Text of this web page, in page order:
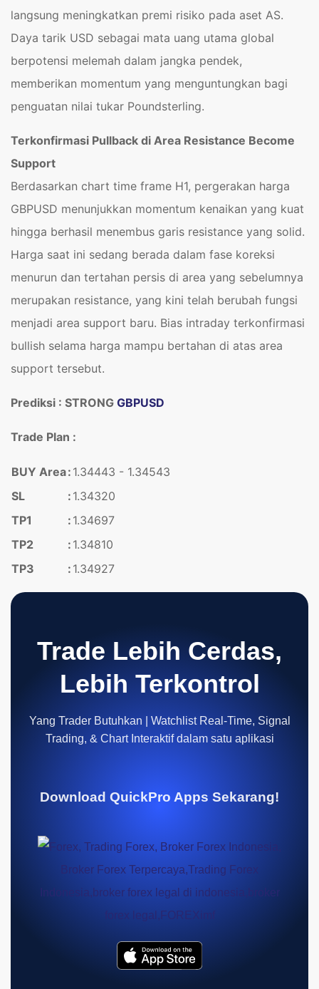
langsung meningkatkan premi risiko pada aset AS.
Daya tarik USD sebagai mata uang utama global
berpotensi melemah dalam jangka pendek,
memberikan momentum yang menguntungkan bagi
penguatan nilai tukar Poundsterling.
Terkonfirmasi Pullback di Area Resistance Become
Support
Berdasarkan chart time frame H1, pergerakan harga
GBPUSD menunjukkan momentum kenaikan yang kuat
hingga berhasil menembus garis resistance yang solid.
Harga saat ini sedang berada dalam fase koreksi
menurun dan tertahan persis di area yang sebelumnya
merupakan resistance, yang kini telah berubah fungsi
menjadi area support baru. Bias intraday terkonfirmasi
bullish selama harga mampu bertahan di atas area
support tersebut.
Prediksi : STRONG GBPUSD
Trade Plan :
BUY Area: 1.34443 - 1.34543
SL
: 1.34320
TP1
: 1.34697
TP2
: 1.34810
TP3
: 1.34927
Trade Lebih Cerdas,
Lebih Terkontrol
Yang Trader Butuhkan | Watchlist Real-Time, Signal
Trading, & Chart Interaktif dalam satu aplikasi
Download QuickPro Apps Sekarang!